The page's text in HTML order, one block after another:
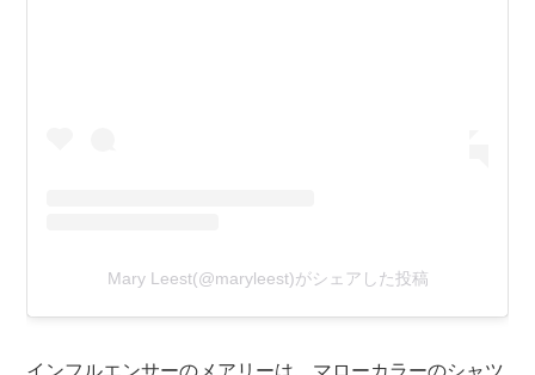
Mary Leest(@maryleest)がシェアした投稿
インフルエンサーのメアリーは、マローカラーのシャツ